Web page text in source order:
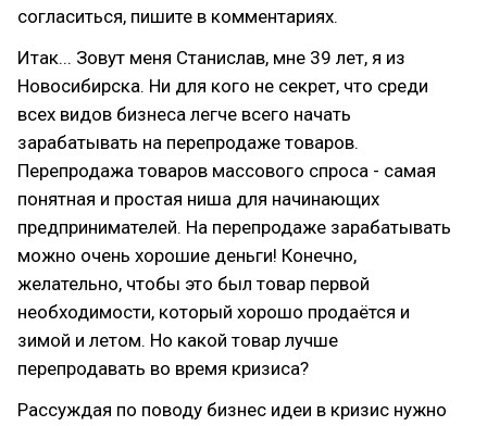
согласиться, пишите в комментариях.
Итак... Зовут меня Станислав, мне 39 лет, я из
Новосибирска. Ни для кого не секрет, что среди
всех видов бизнеса легче всего начать
зарабатывать на перепродаже товаров.
Перепродажа товаров массового спроса - самая
понятная и простая ниша для начинающих
предпринимателей. На перепродаже зарабатывать
можно очень хорошие деньги! Конечно,
желательно, чтобы это был товар первой
необходимости, который хорошо продаётся и
зимой и летом. Но какой товар лучше
перепродавать во время кризиса?
Рассуждая по поводу бизнес идеи в кризис нужно